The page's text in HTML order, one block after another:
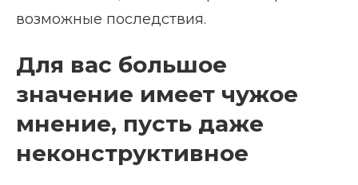
возможные последствия.
Для вас большое
значение имеет чужое
мнение, пусть даже
неконструктивное